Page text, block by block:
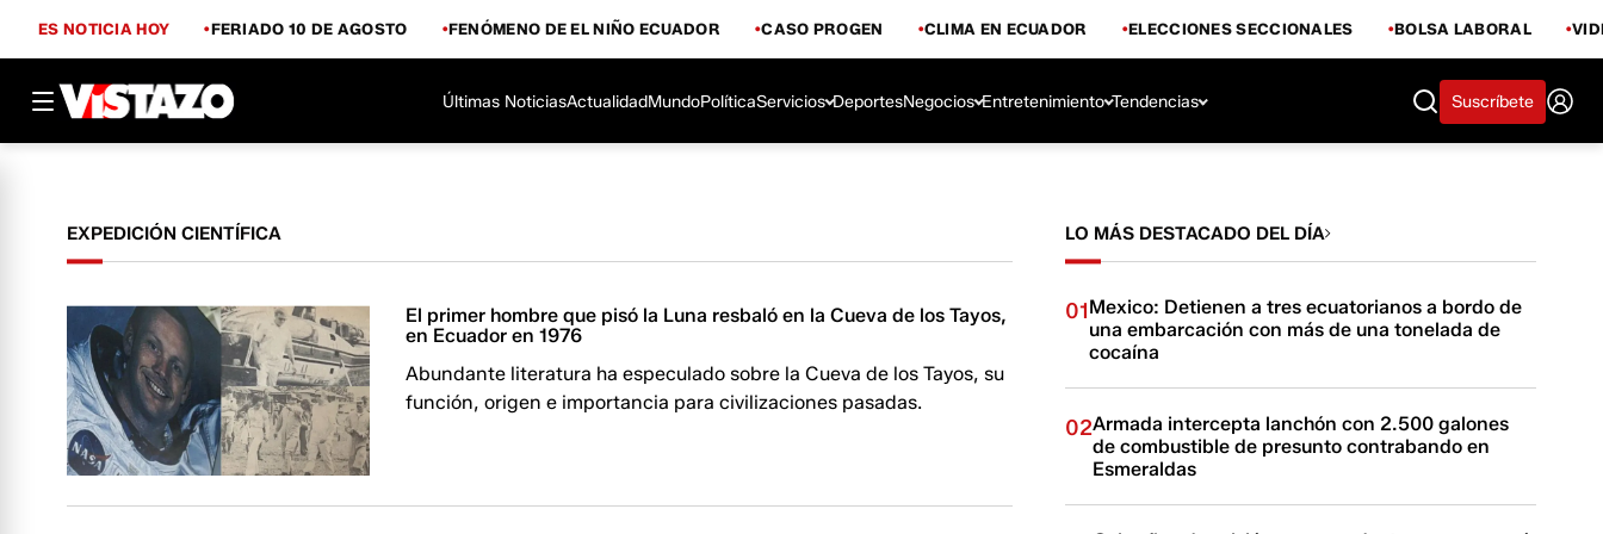
ES NOTICIA HOY FERIADO 10 DE AGOSTO FENÓMENO DE EL NIÑO ECUADOR CASO PROGEN CLIMA EN ECUADOR ELECCIONES SECCIONALES BOLSA LABORAL
Últimas NoticiasActualidadMundoPolíticaServicios DeportesNegocios Entretenimiento Tendencias Suscríbete
EXPEDICIÓN CIENTÍFICA
El primer hombre que pisó la Luna resbaló en la Cueva de los Tayos,
en Ecuador en 1976
Abundante literatura ha especulado sobre la Cueva de los Tayos, su
función, origen e importancia para civilizaciones pasadas.
LO MÁS DESTACADO DEL DÍA
01Mexico: Detienen a tres ecuatorianos a bordo de
una embarcación con más de una tonelada de
cocaína
02Armada intercepta lanchón con 2.500 galones
de combustible de presunto contrabando en
Esmeraldas